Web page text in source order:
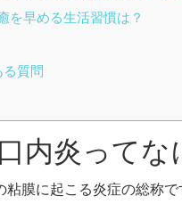
を早める生活習慣は？
質問
内炎ってな
膜に起こる炎症の総称で